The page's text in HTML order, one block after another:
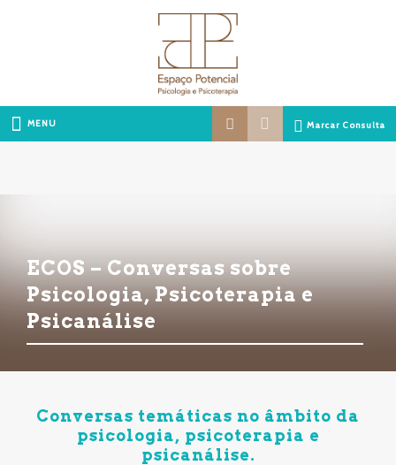
MENU Marcar Consulta
ECOS – Conversas sobre
Psicologia, Psicoterapia e
Psicanálise
Conversas temáticas no âmbito da
psicologia, psicoterapia e
psicanálise.